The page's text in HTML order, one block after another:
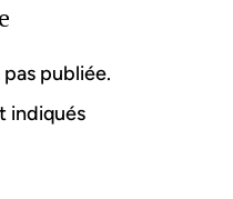
publiée.
indiqués